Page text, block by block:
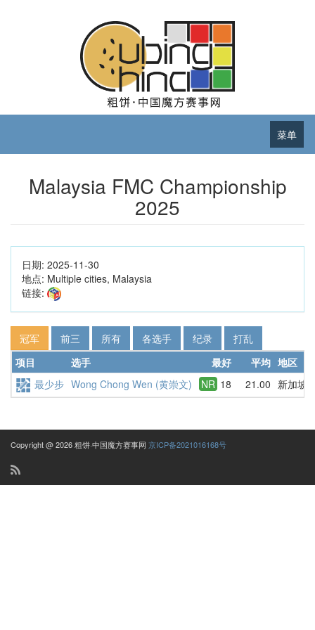
菜单
Malaysia FMC Championship
2025
日期: 2025-11-30
地点: Multiple cities, Malaysia
链接:
冠军 前三 所有 各选手 纪录
打乱
项目
选手 最好 平均 地区
最少步 Wong Chong Wen (黄崇文) NR 18 21.00 新加坡
Copyright @ 2026 粗饼·中国魔方赛事网 京ICP备2021016168号